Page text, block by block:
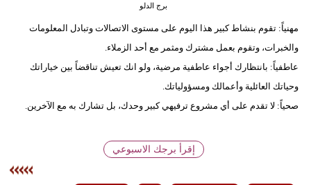
مرأة
إسلامية
علوم
برج الدلو
مهنياً: تقوم بنشاط كبير هذا اليوم على مستوى الاتصالات وتبادل المعلومات
والخبرات، وتقوم بعمل مشترك ومثمر مع أحد الزملاء.
عاطفياً: بانتظارك أجواء عاطفية مرضية، ولو انك تعيش تناقضاً بين خياراتك
وحياتك العائلية وأعمالك ومسؤولياتك.
صحياً: لا تقدم على أي مشروع ترفيهي كبير وحدك، بل تشارك به مع الآخرين.
إقرأ برجك الاسبوعي